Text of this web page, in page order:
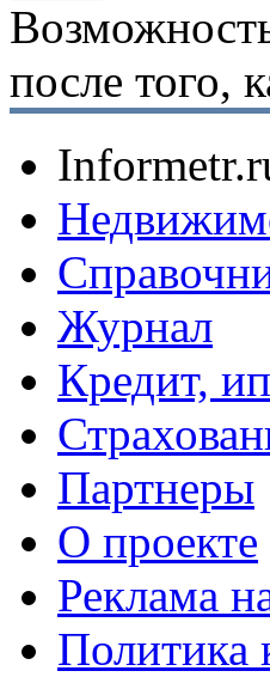
после того,
Журнал
Кредит,
Партнеры
O проекте
Реклама
Политика